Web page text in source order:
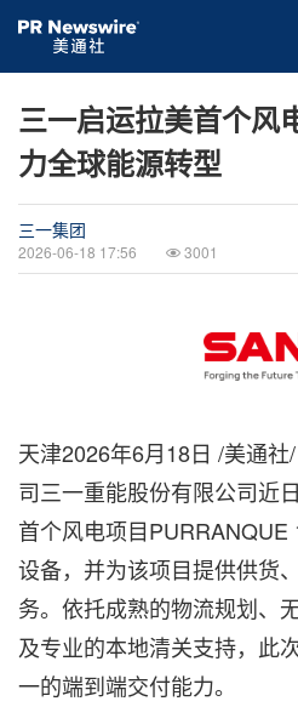
三一启运拉美首个风
力全球能源转型
三一集团
2026-06-18 17:56 3001
天津2026年6月18日 /美通社
司三一重能股份有限公司近
首个风电项目
设备，并为该项目提供供货
务。依托成熟的物流规划、
及专业的本地清关支持，此
一的端到端交付能力。